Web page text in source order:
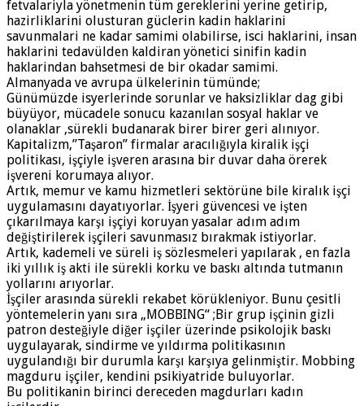
fetvalariyla yönetmenin tüm gereklerini yerine getirip,
hazirliklarini olusturan güclerin kadin haklarini
savunmalari ne kadar samimi olabilirse, isci haklarini, insan
haklarini tedavülden kaldiran yönetici sinifin kadin
haklarindan bahsetmesi de bir okadar samimi.
Almanyada ve avrupa ülkelerinin tümünde;
Günümüzde isyerlerinde sorunlar ve haksizliklar dag gibi
büyüyor, mücadele sonucu kazanılan sosyal haklar ve
olanaklar ,sürekli budanarak birer birer geri alınıyor.
Kapitalizm,”Taşaron” firmalar aracılığıyla kiralik işçi
politikası, işçiyle işveren arasına bir duvar daha örerek
işvereni korumaya alıyor.
Artık, memur ve kamu hizmetleri sektörüne bile kiralık işçi
uygulamasını dayatıyorlar. İşyeri güvencesi ve işten
çıkarılmaya karşı işçiyi koruyan yasalar adım adım
değiştirilerek işçileri savunmasız bırakmak istiyorlar.
Artık, kademeli ve süreli iş sözlesmeleri yapılarak , en fazla
iki yıllık iş akti ile sürekli korku ve baskı altında tutmanın
yollarını arıyorlar.
İşçiler arasında sürekli rekabet körükleniyor. Bunu çesitli
yöntemelerin yanı sıra „MOBBING“ ;Bir grup işçinin gizli
patron desteğiyle diğer işçiler üzerinde psikolojik baskı
uygulayarak, sindirme ve yıldırma politikasının
uygulandığı bir durumla karşı karşıya gelinmiştir. Mobbing
magduru işçiler, kendini psikiyatride buluyorlar.
Bu politikanin birinci dereceden magdurları kadın